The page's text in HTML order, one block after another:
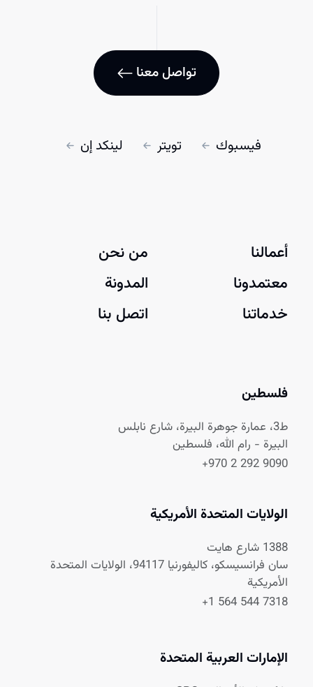
تواصل معنا
فيسبوك تويتر لينكد إن
أعمالنا
معتمدونا
خدماتنا
من نحن
المدونة
اتصل بنا
فلسطين
ط3، عمارة جوهرة البيرة، شارع نابلس
البيرة - رام الله، فلسطين
+970 2 292 9090
الولايات المتحدة الأمريكية
1388 شارع هايت
سان فرانسيسكو، كاليفورنيا 94117، الولايات المتحدة
الأمريكية
+1 564 544 7318
الإمارات العربية المتحدة